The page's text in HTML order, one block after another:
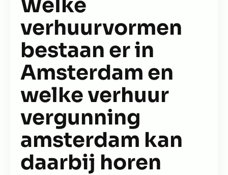
Welke
verhuurvormen
bestaan er in
Amsterdam en
welke verhuur
vergunning
amsterdam kan
daarbij horen